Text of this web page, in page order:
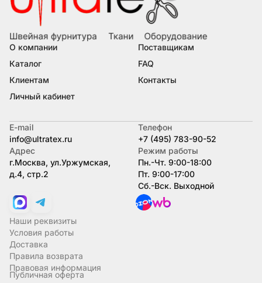
О компании
Каталог
Клиентам
Личный кабинет
Поставщикам
FAQ
Контакты
Телефон
+7 (495) 783-90-52
E-mail
info@ultratex.ru
Адрес
г.Москва, ул.Уржумская,
д.4, стр.2
Режим работы
Пн.-Чт. 9:00-18:00
Пт. 9:00-17:00
Сб.-Вск. Выходной
Наши реквизиты
Условия работы
Доставка
Правила возврата
Правовая информация
Публичная оферта